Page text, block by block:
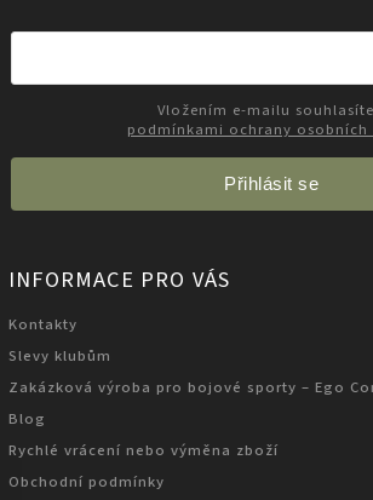
podmínkami ochrany osobních
Přihlásit se
INFORMACE PRO VÁS
Kontakty
Slevy klubům
Zakázková výroba pro bojové sporty – Ego
Blog
Rychlé vrácení nebo výměna zboží
Obchodní podmínky